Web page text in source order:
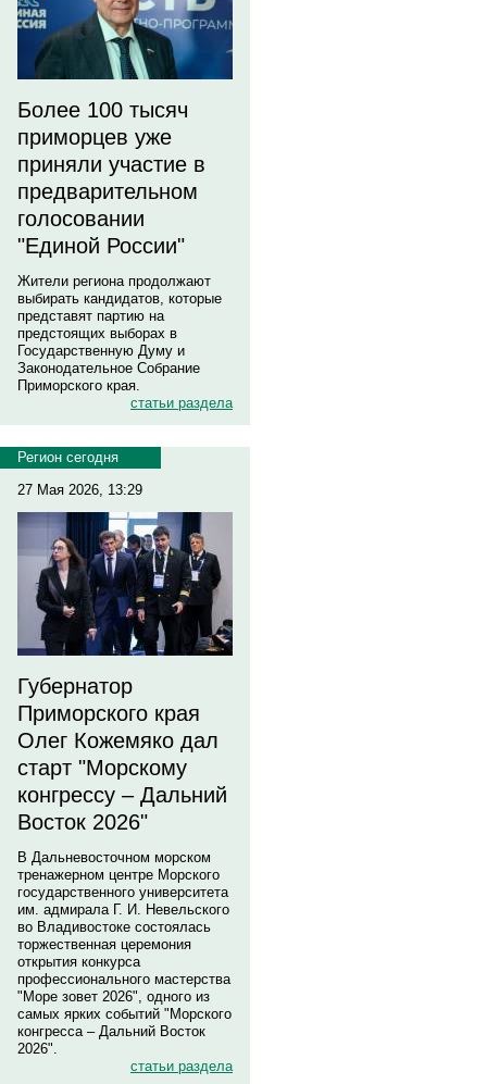
Более 100 тысяч
приморцев уже
приняли участие в
предварительном
голосовании
"Единой России"
Жители региона продолжают
выбирать кандидатов, которые
представят партию на
предстоящих выборах в
Государственную Думу и
Законодательное Собрание
Приморского края.
статьи раздела
Регион сегодня
27 Мая 2026, 13:29
Губернатор
Приморского края
Олег Кожемяко дал
старт "Морскому
конгрессу – Дальний
Восток 2026"
В Дальневосточном морском
тренажерном центре Морского
государственного университета
им. адмирала Г. И. Невельского
во Владивостоке состоялась
торжественная церемония
открытия конкурса
профессионального мастерства
"Море зовет 2026", одного из
самых ярких событий "Морского
конгресса – Дальний Восток
2026".
статьи раздела